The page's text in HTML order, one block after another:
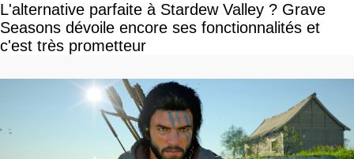
L'alternative parfaite à Stardew Valley ? Grave
Seasons dévoile encore ses fonctionnalités et
c'est très prometteur